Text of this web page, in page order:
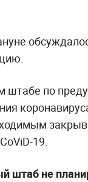
штабе по
19.
штаб не